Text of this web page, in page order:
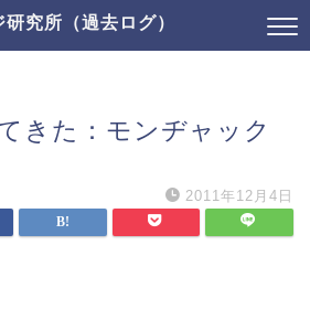
究所（過去ログ）
きた：モンヂャック
2011年12月4日